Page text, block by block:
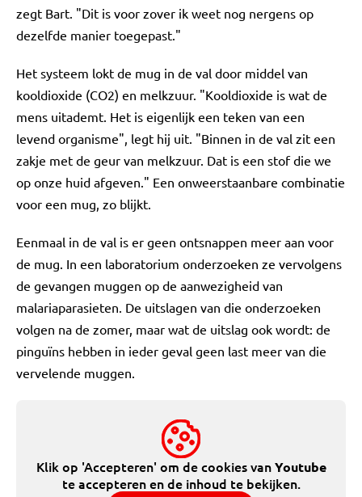
zegt Bart. "Dit is voor zover ik weet nog nergens op
dezelfde manier toegepast."
Het systeem lokt de mug in de val door middel van
kooldioxide (CO2) en melkzuur. "Kooldioxide is wat de
mens uitademt. Het is eigenlijk een teken van een
levend organisme", legt hij uit. "Binnen in de val zit een
zakje met de geur van melkzuur. Dat is een stof die we
op onze huid afgeven." Een onweerstaanbare combinatie
voor een mug, zo blijkt.
Eenmaal in de val is er geen ontsnappen meer aan voor
de mug. In een laboratorium onderzoeken ze vervolgens
de gevangen muggen op de aanwezigheid van
malariaparasieten. De uitslagen van die onderzoeken
volgen na de zomer, maar wat de uitslag ook wordt: de
pinguïns hebben in ieder geval geen last meer van die
vervelende muggen.
Klik op 'Accepteren' om de cookies vanYoutube
te accepteren en de inhoud te bekijken.